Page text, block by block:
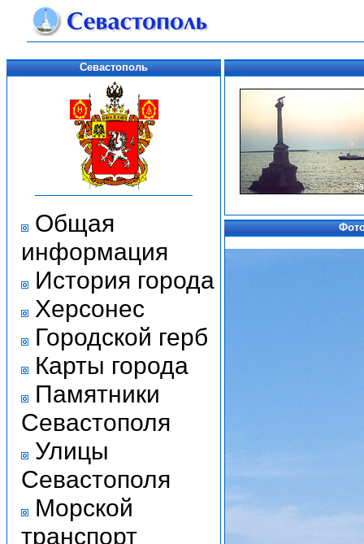
Севастополь
Общая
информация
История города
Херсонес
Городской герб
Карты города
Памятники
Севастополя
Улицы
Севастополя
Морской
транспорт